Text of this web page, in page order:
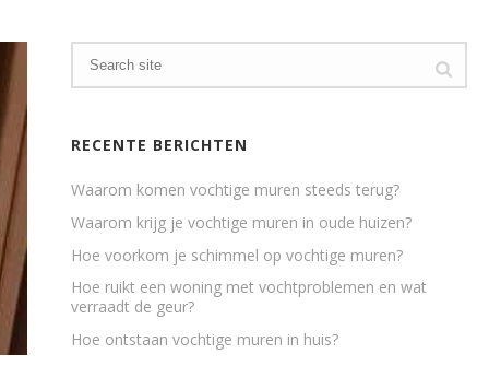
RECENTE BERICHTEN
Waarom komen vochtige muren steeds terug?
Waarom krijg je vochtige muren in oude huizen?
Hoe voorkom je schimmel op vochtige muren?
Hoe ruikt een woning met vochtproblemen en wat
verraadt de geur?
Hoe ontstaan vochtige muren in huis?